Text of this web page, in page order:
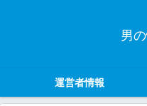
男
運営者情報